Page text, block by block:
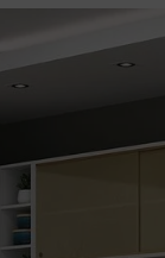
sofá
quarto bebê completo